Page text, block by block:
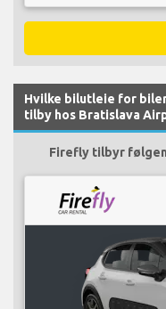
Hvilke bilutleie for
tilby hos Bratislava
Firefly tilbyr